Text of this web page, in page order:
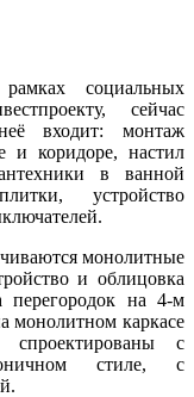
социальных
сейчас
входит: монтаж
и коридоре, настил
в ванной
устройство
монолитные
и облицовка
перегородок на 4‑м
монолитном каркасе
с
стиле, с